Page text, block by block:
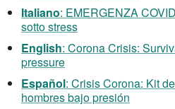
Italiano: EMERGENZA
sotto stress
English: Corona Crisis:
pressure
Español: Crisis Corona: Kit
hombres bajo presión